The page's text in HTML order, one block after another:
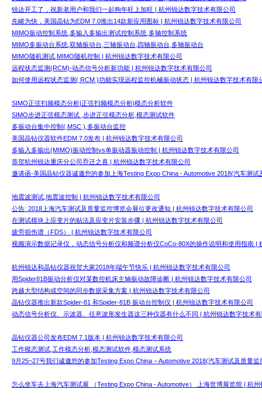
锐达开工了，祝新老用户和我们一起狗年旺上加旺 | 杭州锐达数字技术有限公司
先睹为快，美国晶钻为EDM 7.0推出14款新应用图标 | 杭州锐达数字技术有限公司
MIMO振动控制系统,多输入多输出测试控制系统,多轴控制系统
MIMO多振动台系统,双轴振动台,三轴振动台,四轴振动台,多轴振动台
MIMO随机测试,MIMO随机控制 | 杭州锐达数字技术有限公司
远程状态监测(RCM)-动态信号分析新功能 | 杭州锐达数字技术有限公司
如何使用远程状态监测( RCM )功能实现远程监控机械振动状态 | 杭州锐达数字技术有限
SIMO正弦扫频模态分析|正弦扫频模态分析|模态分析软件
SIMO步进正弦模态测试 ,步进正弦模态分析,模态测试软件
多振动台集中控制( MSC ),多振动台监控
美国晶钻仪器软件EDM 7.0发布 | 杭州锐达数字技术有限公司
多输入多输出(MIMO)振动控制vs单振动器振动控制 | 杭州锐达数字技术有限公司
恭贺杭州锐达重庆分公司乔迁之喜 | 杭州锐达数字技术有限公司
邀请函-美国晶钻仪器诚邀您的参加上海Testing Expo China - Automotive 2018(汽车测
地震波测试,地震波控制 | 杭州锐达数字技术有限公司
公告: 2018上海汽车测试及质量监控博览会展位更改通知 | 杭州锐达数字技术有限公司
在测试模块上应变片的贴法及应变片安装步骤 | 杭州锐达数字技术有限公司
疲劳损伤谱（FDS） | 杭州锐达数字技术有限公司
视频演示数据记录仪，动态信号分析仪和频谱分析仪CoCo-80X的操作说明和使用指南 |
杭州锐达和晶钻仪器祝贺大家2018年端午节快乐 | 杭州锐达数字技术有限公司
用Spider81B振动分析仪对某数控机床主轴振动故障诊断 | 杭州锐达数字技术有限公司
跨越大型结构或空间的同步数据采集方案 | 杭州锐达数字技术有限公司
晶钻仪器推出新款Spider-81 和Spider-81B 振动台控制仪 | 杭州锐达数字技术有限公司
动态信号分析仪、示波器、任意波形发生器这三种仪器有什么不同 | 杭州锐达数字技术
晶钻仪器公司发布EDM 7.1版本 | 杭州锐达数字技术有限公司
工作模态测试,工作模态分析,模态测试软件,模态测试系统
9月25~27号我们诚邀您的参加Testing Expo China – Automotive 2018(汽车测试及质量
怎么坐车去上海汽车测试展 （Testing Expo China - Automotive） 上海世博展览馆 | 杭